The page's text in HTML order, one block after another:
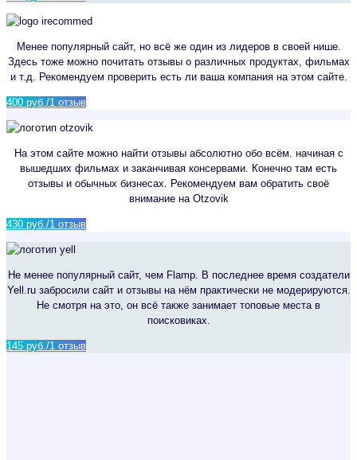
Менее популярный сайт, но всё же один из лидеров в своей нише.
Здесь тоже можно почитать отзывы о различных продуктах, фильмах
и т.д. Рекомендуем проверить есть ли ваша компания на этом сайте.
400 руб./1 отзыв
На этом сайте можно найти отзывы абсолютно обо всём. начиная с
вышедших фильмах и заканчивая консервами. Конечно там есть
отзывы и обычных бизнесах. Рекомендуем вам обратить своё
внимание на Otzovik
430 руб./1 отзыв
Не менее популярный сайт, чем Flamp. В последнее время создатели
Yell.ru забросили сайт и отзывы на нём практически не модерируются.
Не смотря на это, он всё также занимает топовые места в
поисковиках.
145 руб./1 отзыв